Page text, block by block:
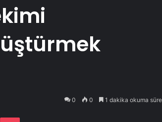
0 0 1 dakika okuma
Pocket